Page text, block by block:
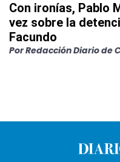
Con ironías, Pablo
vez sobre la
Facundo
PorRedacción Diario de